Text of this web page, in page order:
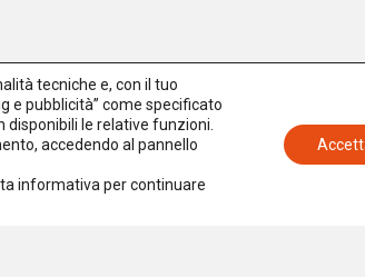
tecniche e, con il tuo
e pubblicità” come specificato
disponibili le relative funzioni.
accedendo al pannello
informativa per continuare